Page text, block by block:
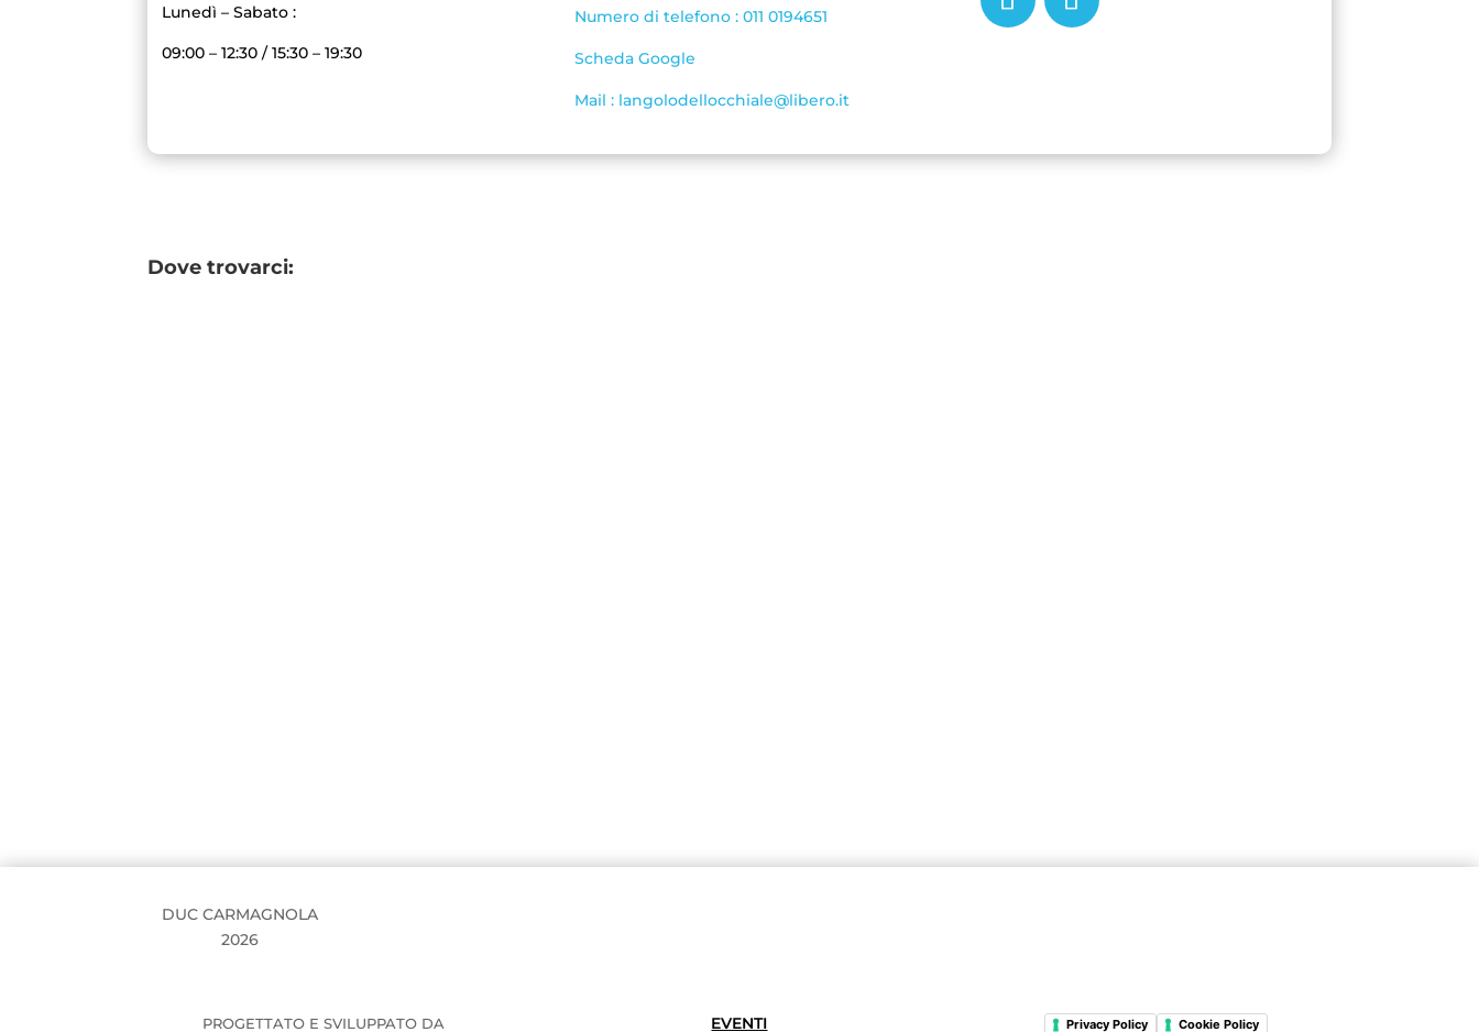
Lunedì – Sabato :
09:00 – 12:30 / 15:30 – 19:30
Numero di telefono : 011 0194651
Scheda Google
Mail : langolodellocchiale@libero.it
Dove trovarci:
DUC CARMAGNOLA
2026
PROGETTATO E SVILUPPATO DA EVENTI Privacy Policy Cookie Policy